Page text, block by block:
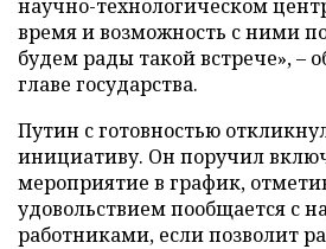
научно-технологическом
время и возможность с ними
будем рады такой встрече», –
главе государства.
Путин с готовностью
инициативу. Он поручил
мероприятие в график,
удовольствием пообщается с
работниками, если позволит